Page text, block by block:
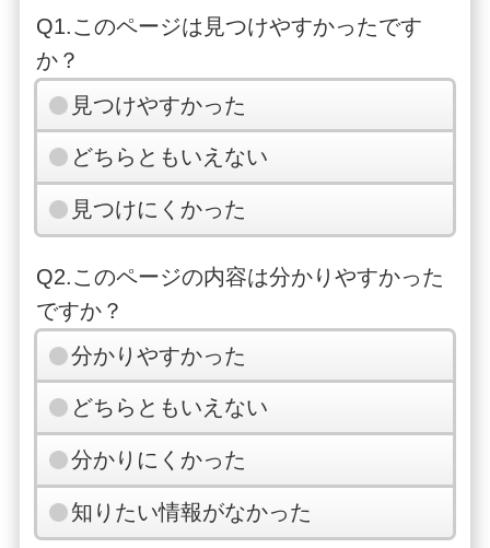
Q1.このページは見つけやすかったです
か？
見つけやすかった
どちらともいえない
見つけにくかった
Q2.このページの内容は分かりやすかった
ですか？
分かりやすかった
どちらともいえない
分かりにくかった
知りたい情報がなかった